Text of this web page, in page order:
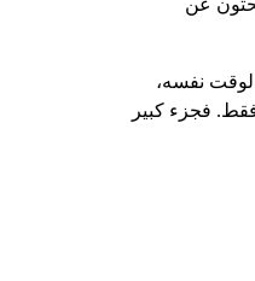
عن
نفسه،
فجزء كبير